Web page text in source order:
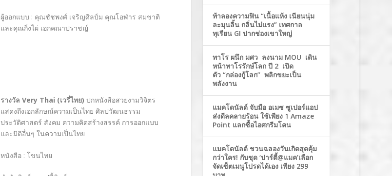
ผู้ออกแบบ : คุณชัชพงศ์ เจริญศิลป์ม คุณโอฬาร สมชาติ
และคุณกิ่งไผ่ เอกคณาปราชญ์
รางวัล Very Thai (เวรี่ไทย) ปกหนังสือสวยงามวิจิตร
แสดงถึงเอกลักษณ์ความเป็นไทย ศิลปวัฒนธรรม
ประวัติศาสตร์ สังคม ความคิดสร้างสรรค์ การออกแบบ
และมิติอื่นๆ ในความเป็นไทย
หนังสือ : โขนไทย
ท้าลองความฟิน “เนื้อแห้ง เนียนนุ่ม
ละมุนลิ้น กลิ่นไม่แรง” เทศกาล
ทุเรียน GI ปากช่องเขาใหญ่
ทาโร ผนึก มศว ลงนาม MOU เดิน
หน้าทาโรรักษ์โลก ปี 2 เปิด
ตัว “กล่องกู้โลก” พลิกขยะเป็น
พลังงาน
แมคโดนัลด์ จับมือ อเมซ ซูเปอร์แอป
ส่งดีลคลายร้อน ใช้เพียง 1 Amaze
Point แลกซื้อไอศกรีมโคน
แมคโดนัลด์ ชวนฉลองวันเกิดสุดคุ้ม
กว่าใคร! กับชุด ‘ปาร์ตี้@แมค’เลือก
จัดเซ็ตเมนูโปรดได้เอง เพียง 299